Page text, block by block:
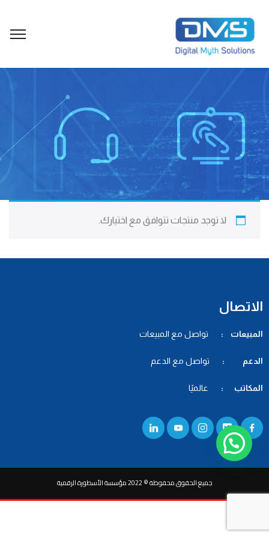
لا توجد منتجات تتوافق مع اختيارك.
الاتصال
المبيعات : تواصل مع المبيعات
الدعم : تواصل مع الدعم
المكاتب : عالميًا
جميع الحقوق محفوظة © 2022 مؤسسة الأسطورة الرقمية